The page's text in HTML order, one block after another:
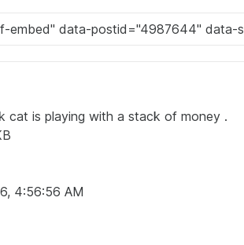
cat is playing with a stack of money .
4:56:56 AM